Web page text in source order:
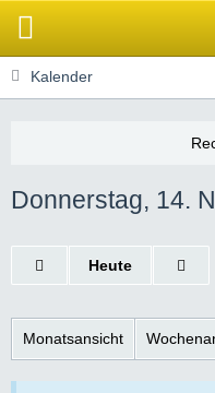
Kalender
Donnerstag, 14.
Heute
Monatsansicht